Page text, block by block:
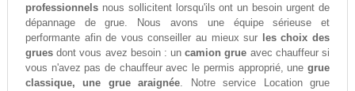
professionnelsnous sollicitent lorsqu'ils ont un besoin urgent de
dépannage de grue. Nous avons une équipe sérieuse et
performante afin de vous conseiller au mieux sur
les choix des
gruesdont vous avez besoin : uncamion grue avec chauffeur si
vous n'avez pas de chauffeur avec le permis approprié, unegrue
classique, une grue araignée. Notre service Location grue